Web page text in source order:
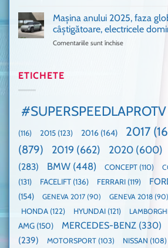
nevoie
de
umărul
cu
mai
mare
paradă
de
dube
911
GT3,
cea
pe
Nurburgring
Mașina anului 2025, faza
câștigătoare, electricele
Comentariile sunt închise
EV3
câștigătoare,
domină
WCOTY
ETICHETE
#SUPERSPEEDLAPROTV
(116) 2015 (123) 2016 (164) 2017
(879)
2019 (662) 2020 (600)
(283)
BMW (448) CONCEPT (110)
(131)
FACELIFT (136) FERRARI (119)
(154)
GENEVA 2017 (90) GENEVA 2018 (90)
HONDA (122) HYUNDAI (121)
AMG (150) MERCEDES-BENZ (330)
(239)
MOTORSPORT (103) NISSAN (108)